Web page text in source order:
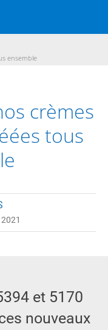
ensemble
crèmes
tous
et 5170
nouveaux